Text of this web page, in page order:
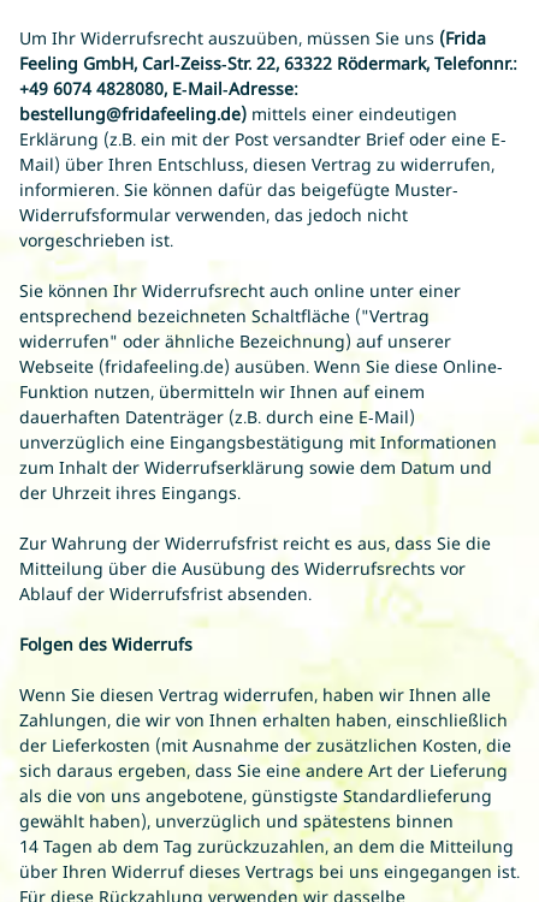
Um Ihr Widerrufsrecht auszuüben, müssen Sie uns (Frida
Feeling GmbH, Carl-Zeiss-Str. 22, 63322 Rödermark, Telefonnr.:
+49 6074 4828080, E-Mail-Adresse:
bestellung@fridafeeling.de) mittels einer eindeutigen
Erklärung (z.B. ein mit der Post versandter Brief oder eine E-
Mail) über Ihren Entschluss, diesen Vertrag zu widerrufen,
informieren. Sie können dafür das beigefügte Muster-
Widerrufsformular verwenden, das jedoch nicht
vorgeschrieben ist.
Sie können Ihr Widerrufsrecht auch online unter einer
entsprechend bezeichneten Schaltfläche ("Vertrag
widerrufen" oder ähnliche Bezeichnung) auf unserer
Webseite (fridafeeling.de) ausüben. Wenn Sie diese Online-
Funktion nutzen, übermitteln wir Ihnen auf einem
dauerhaften Datenträger (z.B. durch eine E-Mail)
unverzüglich eine Eingangsbestätigung mit Informationen
zum Inhalt der Widerrufserklärung sowie dem Datum und
der Uhrzeit ihres Eingangs.
Zur Wahrung der Widerrufsfrist reicht es aus, dass Sie die
Mitteilung über die Ausübung des Widerrufsrechts vor
Ablauf der Widerrufsfrist absenden.
Folgen des Widerrufs
Wenn Sie diesen Vertrag widerrufen, haben wir Ihnen alle
Zahlungen, die wir von Ihnen erhalten haben, einschließlich
der Lieferkosten (mit Ausnahme der zusätzlichen Kosten, die
sich daraus ergeben, dass Sie eine andere Art der Lieferung
als die von uns angebotene, günstigste Standardlieferung
gewählt haben), unverzüglich und spätestens binnen
14 Tagen ab dem Tag zurückzuzahlen, an dem die Mitteilung
über Ihren Widerruf dieses Vertrags bei uns eingegangen ist.
Für diese Rückzahlung verwenden wir dasselbe